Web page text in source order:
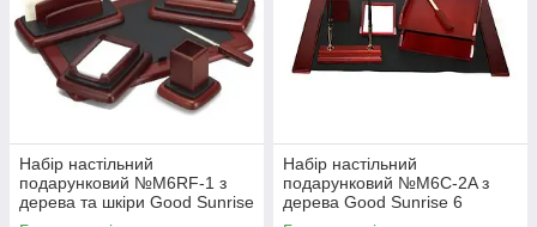
Набір настільний
подарунковий №M6RF-1 з
дерева та шкіри Good Sunrise
6 предметів (колір темно-
Набір настільний
подарунковий №M6C-2A з
дерева Good Sunrise 6
предметів (колір темно-